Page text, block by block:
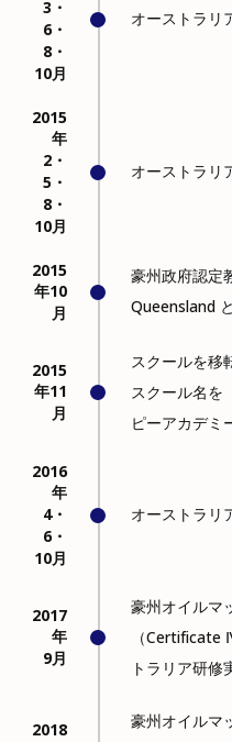
3・
6・
8・
10月
オーストラリ
2015
年
2・
5・
8・
10月
オーストラリ
2015
年10
月
豪州政府認定
Queensland
2015
年11
月
スクールを移
スクール名を
ピーアカデミ
2016
年
4・
6・
10月
オーストラリ
2017
年
9月
豪州オイルマ
（
トラリア研修
2018
豪州オイルマ